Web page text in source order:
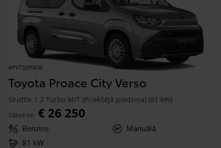
#PVT3295830
Toyota Proace City Verso
Shuttle 1.2 Turbo M/T (Priekšējā piedziņa) (81 kW)
Sākot no € 26 250
Benzīns
Manuālā
81 kW